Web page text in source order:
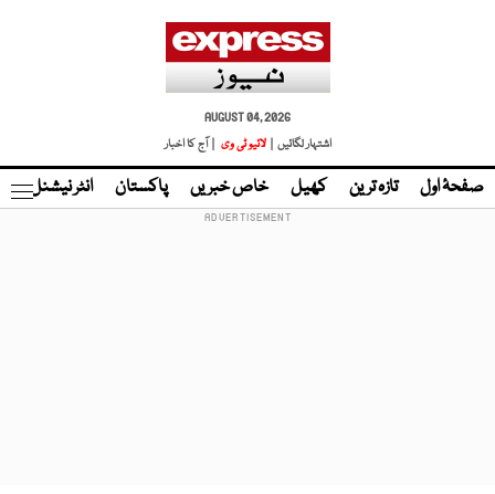
AUGUST 04, 2026
اشتہار لگائیں |
لائیو ٹی وی | آج کا اخبار
صفحۂ اول تازہ ترین کھیل خاص خبریں پاکستان انٹر نیشنل